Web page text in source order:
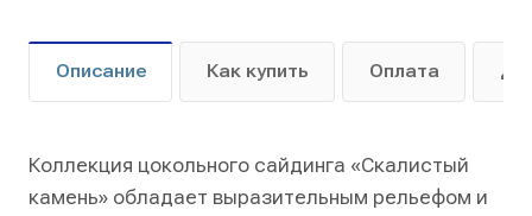
Описание Как купить Оплата
Коллекция цокольного сайдинга «Скалистый
камень» обладает выразительным рельефом и